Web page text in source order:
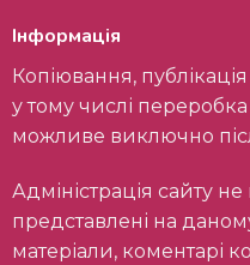
Інформація
Копіювання, публікація та будь-яке використання,
у тому числі переробка
можливе виключно
Адміністрація сайту не несе відповідальності за
представлені на
матеріали, коментарі